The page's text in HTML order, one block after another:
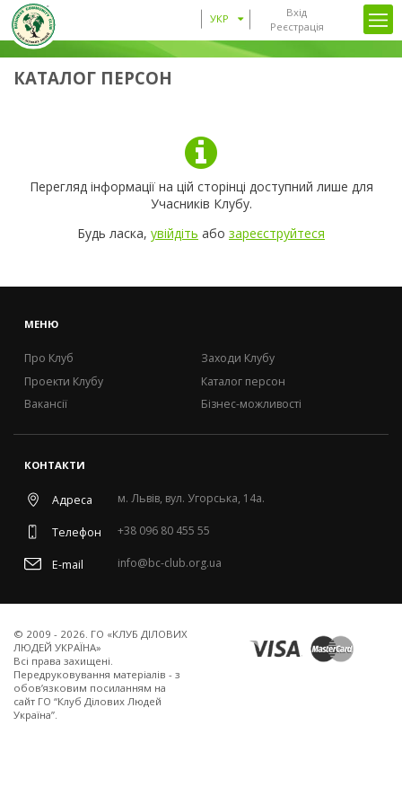
Вхід
Реєстрація
УКР
КАТАЛОГ ПЕРСОН
Перегляд інформації на цій сторінці доступний лише для
Учасників Клубу.
Будь ласка, увійдіть або зареєструйтеся
МЕНЮ
Про Клуб
Проекти Клубу
Вакансії
Заходи Клубу
Каталог персон
Бізнес-можливості
КОНТАКТИ
Адреса м. Львів, вул. Угорська, 14а.
Телефон +38 096 80 455 55
E-mail info@bc-club.org.ua
© 2009 - 2026. ГО «КЛУБ ДІЛОВИХ
ЛЮДЕЙ УКРАЇНА»
Всi права захищенi.
Передруковування матеріалів - з
обов’язковим посиланням на
сайт ГО “Клуб Ділових Людей
Україна”.